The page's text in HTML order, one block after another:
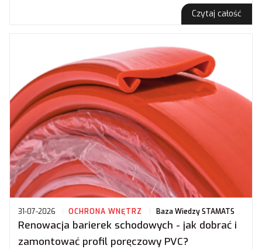
Czytaj całość
31-07-2026 OCHRONA WNĘTRZ Baza Wiedzy STAMATS
Renowacja barierek schodowych - jak dobrać i
zamontować profil poręczowy PVC?